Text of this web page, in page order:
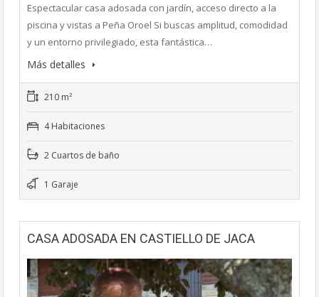
Espectacular casa adosada con jardín, acceso directo a la
piscina y vistas a Peña Oroel Si buscas amplitud, comodidad
y un entorno privilegiado, esta fantástica…
Más detalles
210 m²
4 Habitaciones
2 Cuartos de baño
1 Garaje
CASA ADOSADA EN CASTIELLO DE JACA